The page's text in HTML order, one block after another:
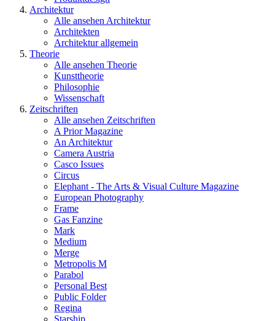
Architektur
Alle ansehen Architektur
Architekten
Architektur allgemein
Theorie
Alle ansehen Theorie
Kunsttheorie
Philosophie
Wissenschaft
Zeitschriften
Alle ansehen Zeitschriften
A Prior Magazine
An Architektur
Camera Austria
Casco Issues
Circus
Elephant - The Arts & Visual Culture Magazine
European Photography
Frame
Gas Fanzine
Mark
Medium
Merge
Metropolis M
Parabol
Personal Best
Public Folder
Regina
Starship